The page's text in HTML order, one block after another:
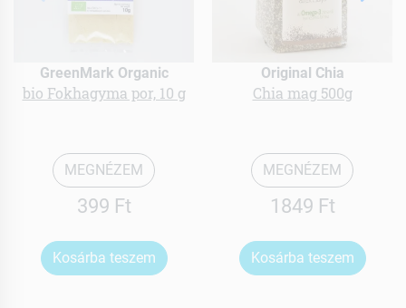
GreenMark Organic
bio Fokhagyma por, 10 g
MEGNÉZEM
399 Ft
Kosárba teszem
Original Chia
Chia mag 500g
MEGNÉZEM
1849 Ft
Kosárba teszem